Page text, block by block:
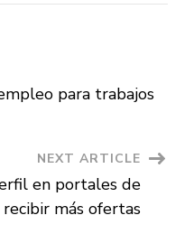
para trabajos
NEXT ARTICLE
en portales de
más ofertas